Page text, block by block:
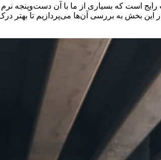
است که بسیاری از ما با آن دست‌وپنجه نرم
بخش به بررسی آن‌ها می‌پردازیم تا بهتر